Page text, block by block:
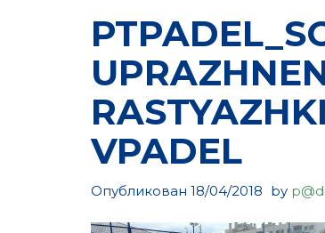
VPADEL
Опубликован 18/04/2018 by